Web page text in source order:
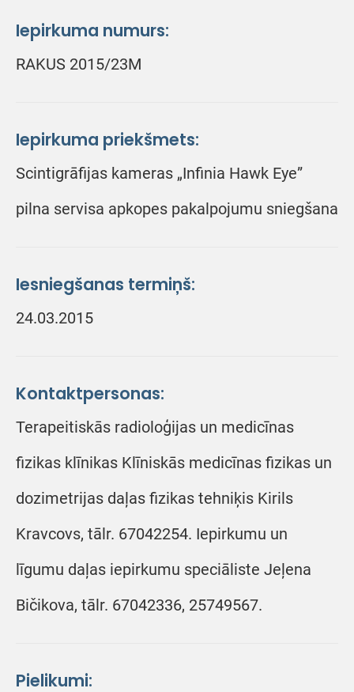
Iepirkuma numurs:
RAKUS 2015/23M
Iepirkuma priekšmets:
Scintigrāfijas kameras „Infinia Hawk Eye”
pilna servisa apkopes pakalpojumu sniegšana
Iesniegšanas termiņš:
24.03.2015
Kontaktpersonas:
Terapeitiskās radioloģijas un medicīnas
fizikas klīnikas Klīniskās medicīnas fizikas un
dozimetrijas daļas fizikas tehniķis Kirils
Kravcovs, tālr. 67042254. Iepirkumu un
līgumu daļas iepirkumu speciāliste Jeļena
Bičikova, tālr. 67042336, 25749567.
Pielikumi: